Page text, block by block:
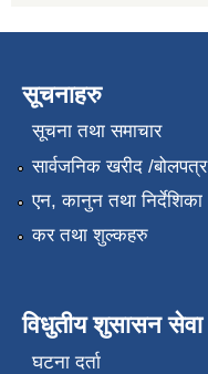
सूचनाहरु
सूचना तथा समाचार
सार्वजनिक खरीद /
एन, कानुन तथा निर्देशिका
कर तथा शुल्कहरु
विधुतीय शुसासन सेवा
घटना दर्ता